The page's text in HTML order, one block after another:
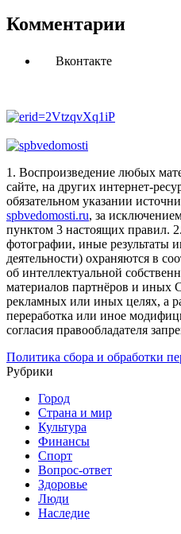
Комментарии
Вконтакте
1. Воспроизведение любых
сайте, на других интернет-
обязательном указании
spbvedomosti.ru, за
пунктом 3 настоящих правил.
фотографии, иные результаты
деятельности) охраняются в
об интеллектуальной
материалов партнёров и
рекламных или иных целях, а
переработка или иное
согласия правообладателя
Политика сбора и обработки
Рубрики
Город
Страна и мир
Культура
Финансы
Спорт
Вопрос-ответ
Здоровье
Люди
Наследие